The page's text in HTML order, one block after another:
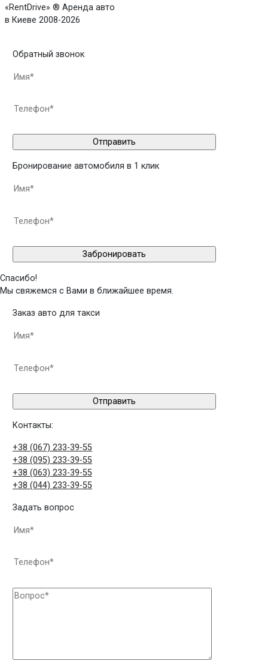
«RentDrive» ® Аренда авто
в Киеве 2008-2026
Обратный звонок
Бронирование автомобиля в 1 клик
Спасибо!
Мы свяжемся с Вами в ближайшее время.
Заказ авто для такси
Контакты:
+38 (067) 233-39-55
+38 (095) 233-39-55
+38 (063) 233-39-55
+38 (044) 233-39-55
Задать вопрос